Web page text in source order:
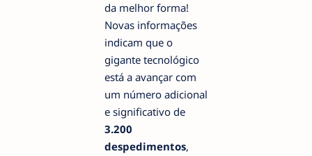
da melhor forma!
Novas informações
indicam que o
gigante tecnológico
está a avançar com
um número adicional
e significativo de
3.200
despedimentos,